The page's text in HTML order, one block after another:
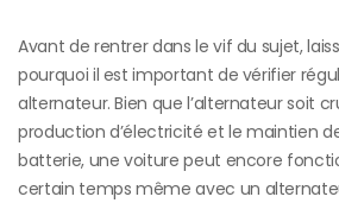
Avant de rentrer dans le vif du sujet,
pourquoi il est important de vérifier
alternateur. Bien que l’alternateur soit
production d’électricité et le maintien
batterie, une voiture peut encore
certain temps même avec un